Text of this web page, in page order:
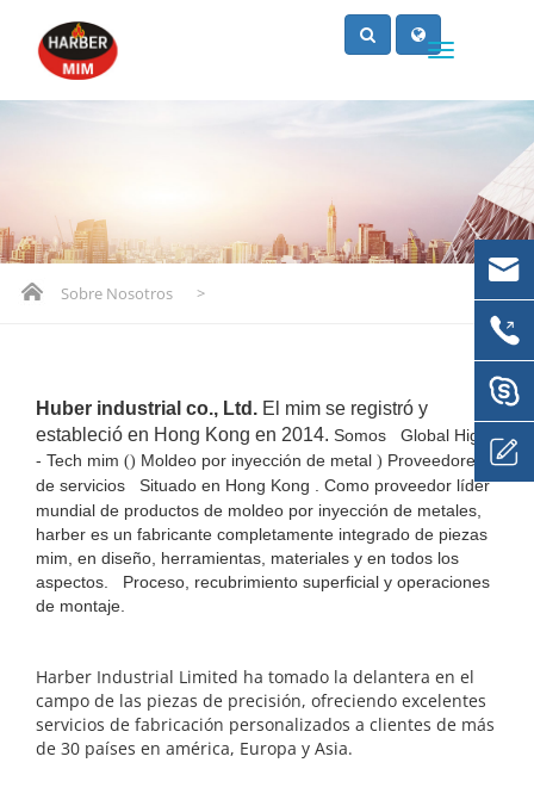
Sobre Nosotros >
Huber industrial co., Ltd. El mim se registró y
estableció en Hong Kong en 2014. Somos
Global High
- Tech mim () Moldeo por inyección de metal ) Proveedores
de servicios
Situado en Hong Kong
Como proveedor líder
mundial de productos de moldeo por inyección de metales,
harber es un fabricante completamente integrado de piezas
mim, en diseño, herramientas, materiales y en todos los
aspectos. Proceso, recubrimiento superficial y operaciones
de montaje.
Harber Industrial Limited ha tomado la delantera en el
campo de las piezas de precisión, ofreciendo excelentes
servicios de fabricación personalizados a clientes de más
de 30 países en américa, Europa y Asia.